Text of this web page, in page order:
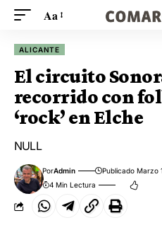
Aa
ALICANTE
El circuito
recorrido con
‘rock’ en Elche
NULL
PorAdmin Publicado Marzo
4 Min Lectura